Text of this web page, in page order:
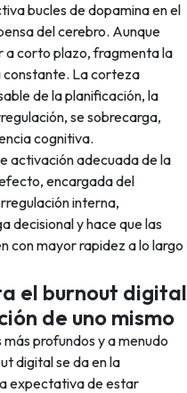
bucles de dopamina en el
del cerebro. Aunque
a corto plazo, fragmenta la
La corteza
de la planificación, la
se sobrecarga,
cognitiva.
activación adecuada de la
encargada del
interna,
decisional y hace que las
con mayor rapidez a lo largo
el burnout digital
de uno mismo
profundos y a menudo
digital se da en la
expectativa de estar